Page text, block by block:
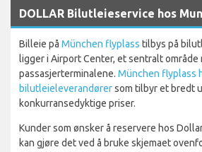
DOLLAR Bilutleieservice hos
Billeie på München flyplass tilbys på
ligger i Airport Center, et sentralt område
passasjerterminalene. München flyplass
bilutleieleverandørersom tilbyr et bredt
konkurransedyktige priser.
Kunder som ønsker å reservere hos
kan gjøre det ved å bruke skjemaet